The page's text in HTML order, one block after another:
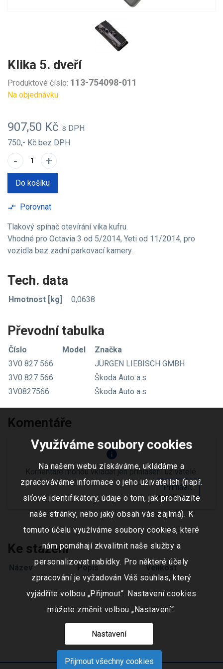
Klika 5. dveří
Produktové číslo: 113-754098-011
Na objednávku
907,50 Kč s DPH
750,- Kč bez DPH
- +
Do košíku
compare_arrows Porovnat
Tlakový spínač otevírání víka kufru.
Vhodné pro Octavia 3 od 5/2014, Yeti od 11/2014, pro
vozidla bez zadní parkovací kamery.
Tech. data
Hmotnost [kg] 0,0638
Převodní tabulka
Číslo Model
Značka
3V0 827 566
JÜRGEN LIEBISCH GMBH
3V0 827 566
Škoda Auto a.s.
3V0827566
Škoda Auto a.s.
Komentáře
info
Komentáře mohou vkládat jen přihlášení uživatelé.
Přihlásit
Ke stažení
Název Popis Velikost
Využíváme soubory cookies
Na našem webu získáváme, ukládáme a
zpracováváme informace o jeho uživatelích (např.
síťové identifikátory, údaje o tom, jak procházíte
naše stránky, nebo jaký obsah vás zajímá). K
tomuto účelu využíváme soubory cookies, které
nám pomáhají zkvalitnit naše služby a
personalizovat nabídky. Pro některé účely
zpracování je vyžadován Váš souhlas, který
vyjádříte volbou „Přijmout“. Nastavení cookies
můžete změnit volbou „Nastavení“.
Nastavení
Přijmout všechny cookies